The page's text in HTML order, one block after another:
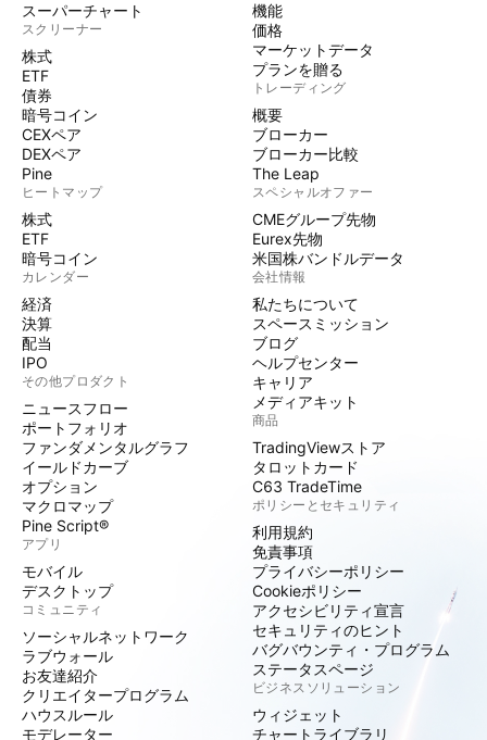
スーパーチャート
スクリーナー
株式
ETF
債券
暗号コイン
CEXペア
DEXペア
Pine
ヒートマップ
株式
ETF
暗号コイン
カレンダー
経済
決算
配当
IPO
その他プロダクト
ニュースフロー
ポートフォリオ
ファンダメンタルグラフ
イールドカーブ
オプション
マクロマップ
Pine Script®
アプリ
モバイル
デスクトップ
コミュニティ
ソーシャルネットワーク
ラブウォール
お友達紹介
クリエイタープログラム
ハウスルール
モデレーター
機能
価格
マーケットデータ
プランを贈る
トレーディング
概要
ブローカー
ブローカー比較
The Leap
スペシャルオファー
CMEグループ先物
Eurex先物
米国株バンドルデータ
会社情報
私たちについて
スペースミッション
ブログ
ヘルプセンター
キャリア
メディアキット
商品
TradingViewストア
タロットカード
C63 TradeTime
ポリシーとセキュリティ
利用規約
免責事項
プライバシーポリシー
Cookieポリシー
アクセシビリティ宣言
セキュリティのヒント
バグバウンティ・プログラム
ステータスページ
ビジネスソリューション
ウィジェット
チャートライブラリ